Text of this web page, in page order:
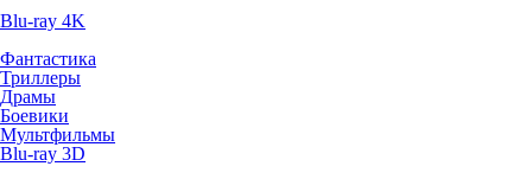
Blu-ray 4K
Фантастика
Триллеры
Драмы
Боевики
Мультфильмы
Blu-ray 3D